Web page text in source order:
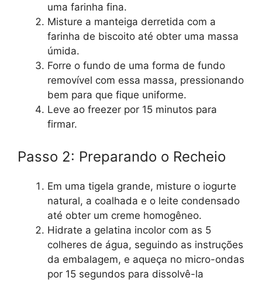
uma farinha fina.
Misture a manteiga derretida com a
farinha de biscoito até obter uma massa
úmida.
Forre o fundo de uma forma de fundo
removível com essa massa, pressionando
bem para que fique uniforme.
Leve ao freezer por 15 minutos para
firmar.
Passo 2: Preparando o Recheio
Em uma tigela grande, misture o iogurte
natural, a coalhada e o leite condensado
até obter um creme homogêneo.
Hidrate a gelatina incolor com as 5
colheres de água, seguindo as instruções
da embalagem, e aqueça no micro-ondas
por 15 segundos para dissolvê-la